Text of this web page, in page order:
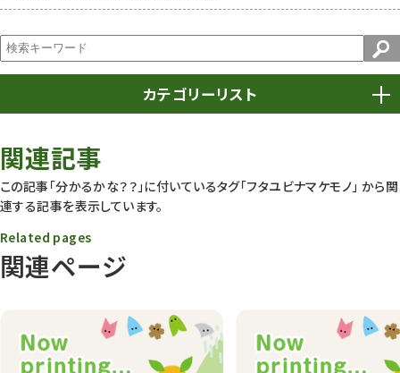
カテゴリーリスト
動物園
動物園長のZooコラム
動物園その他
407
植物園長の庭
関連記事
この記事「分かるかな？？」に付いているタグ「フタユビナマケモノ」 から関
連する記事を表示しています。
関連ページ
Related pages